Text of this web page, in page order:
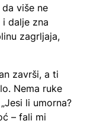
više ne
dalje zna
zagrljaja,
završi, a ti
Nema ruke
li umorna?
– fali mi